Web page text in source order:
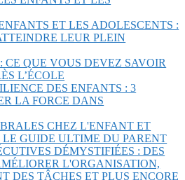
ET LES ADOLESCENTS :
LEUR PLEIN
CE QUE VOUS DEVEZ SAVOIR
L’ÉCOLE
DES ENFANTS : 3
LA FORCE DANS
CHEZ L'ENFANT ET
GUIDE ULTIME DU PARENT
DÉMYSTIFIÉES : DES
L'ORGANISATION,
DES TÂCHES ET PLUS ENCORE